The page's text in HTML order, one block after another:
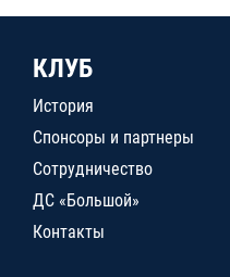
КЛУБ
История
Спонсоры и партнеры
Сотрудничество
ДС «Большой»
Контакты